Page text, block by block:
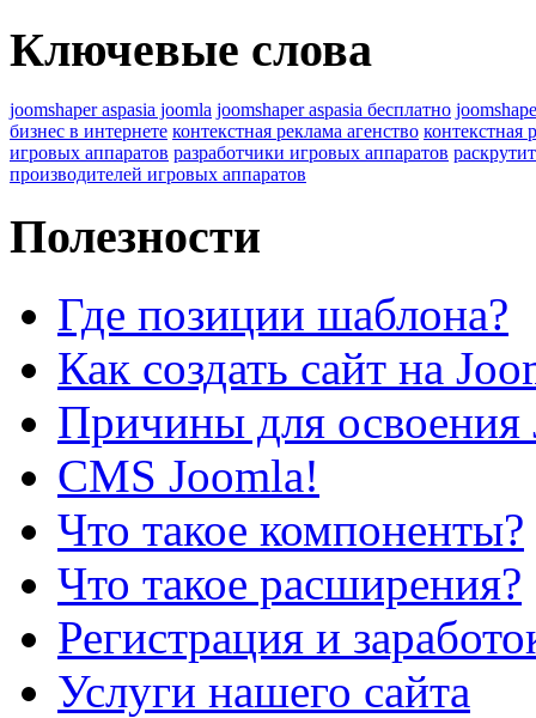
Ключевые слова
joomshaper aspasia joomla joomshaper aspasia бесплатно
бизнес в интернете контекстная реклама агенство контекстная
игровых аппаратов разработчики игровых аппаратов
производителей игровых аппаратов
Полезности
Где позиции шаблона?
Как создать сайт на
Причины для освоения
CMS Joomla!
Что такое компоненты?
Что такое расширения?
Регистрация и
Услуги нашего сайта